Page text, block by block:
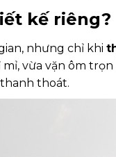
kế riêng?
nhưng chỉ khi
vừa vặn ôm
thoát.